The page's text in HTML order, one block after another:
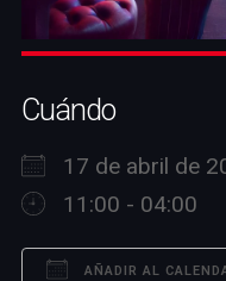
Cuándo
17 de abril de
11:00 - 04:00
AÑADIR AL